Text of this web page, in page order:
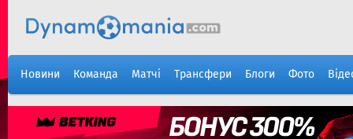
Новини Команда Матчі Трансфери Блоги Фото